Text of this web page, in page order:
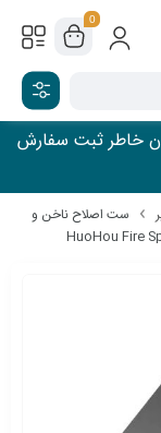
0
خاطر ثبت سفارش
ست اصلاح ناخن و